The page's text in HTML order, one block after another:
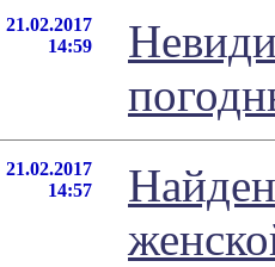
21.02.2017
14:59
21.02.2017
14:57